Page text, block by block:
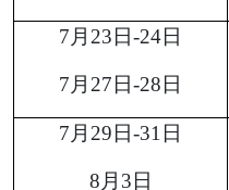
7 月 23日-24日
7 月 27日-28日
7 月 29日-31 日
8 月 3日